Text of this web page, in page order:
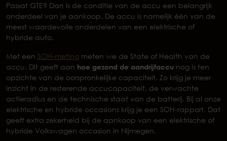
Passat GTE? Dan is de conditie van de accu een belangrijk
onderdeel van je aankoop. De accu is namelijk één van de
meest waardevolle onderdelen van een elektrische of
hybride auto.
Met een SOH-meting meten we de State of Health van de
accu. Dit geeft aan hoe gezond de aandrijfaccu nog is ten
opzichte van de oorspronkelijke capaciteit. Zo krijg je meer
inzicht in de resterende accucapaciteit, de verwachte
actieradius en de technische staat van de batterij. Bij al onze
elektrische en hybride occasions krijg je een SOH-rapport. Dat
geeft extra zekerheid bij de aankoop van een elektrische of
hybride Volkswagen occasion in Nijmegen.